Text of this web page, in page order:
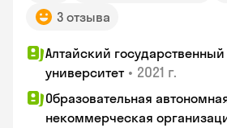
3 отзыва
Алтайский
университет • 2021 г.
Образовательная
некоммерческая